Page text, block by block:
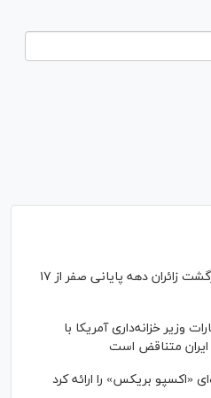
آغاز فروش بلیت رفت و برگشت زائران دهه پایانی صفر از ۱۷
وزیر خزانه‌داری آمریکا با
ایران متناقض است
«اکسپو بریکس» را ارائه کرد